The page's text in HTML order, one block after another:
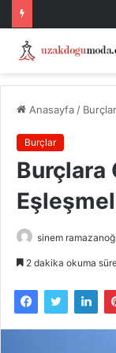
Anasayfa / Burçlar
Burçlar
Burçlara
sinem
2 dakika okuma